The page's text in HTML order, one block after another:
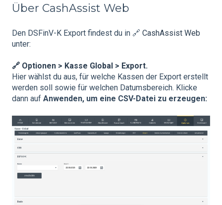
Über CashAssist Web
Den DSFinV-K Export findest du in 🔗 CashAssist Web
unter:
🔗 Optionen > Kasse Global > Export.
Hier wählst du aus, für welche Kassen der Export erstellt
werden soll sowie für welchen Datumsbereich. Klicke
dann auf Anwenden, um eine CSV-Datei zu erzeugen: